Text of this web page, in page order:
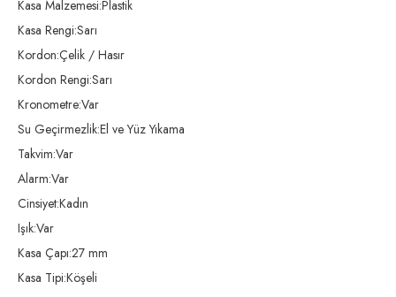
Kasa Malzemesi:Plastik
Kasa Rengi:Sarı
Kordon:Çelik / Hasır
Kordon Rengi:Sarı
Kronometre:Var
Su Geçirmezlik:El ve Yüz Yıkama
Takvim:Var
Alarm:Var
Cinsiyet:Kadın
Işık:Var
Kasa Çapı:27 mm
Kasa Tipi:Köşeli